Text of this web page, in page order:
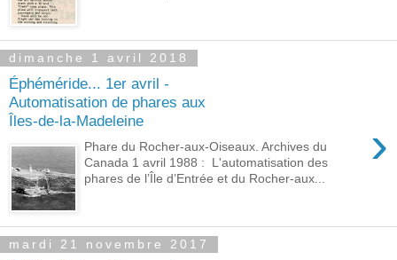
dimanche 1 avril 2018
Éphéméride... 1er avril -
Automatisation de phares aux
Îles-de-la-Madeleine
›
Phare du Rocher-aux-Oiseaux. Archives du
Canada 1 avril 1988 : L'automatisation des
phares de l’Île d’Entrée et du Rocher-aux...
mardi 21 novembre 2017